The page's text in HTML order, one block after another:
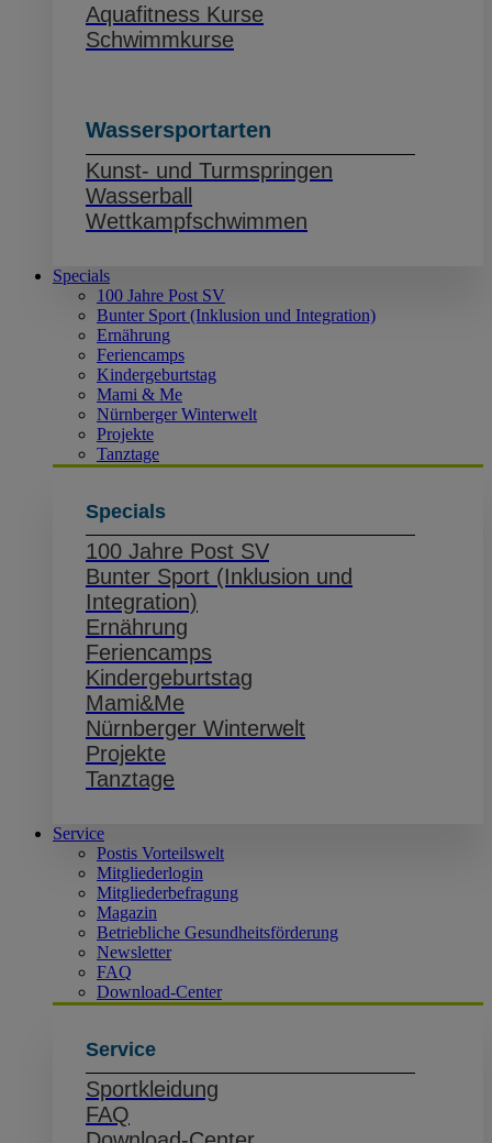
Aquafitness Kurse
Schwimmkurse
Wassersportarten
Kunst- und Turmspringen
Wasserball
Wettkampfschwimmen
Specials
100 Jahre Post SV
Bunter Sport (Inklusion und Integration)
Ernährung
Feriencamps
Kindergeburtstag
Mami & Me
Nürnberger Winterwelt
Projekte
Tanztage
Specials
100 Jahre Post SV
Bunter Sport (Inklusion und
Integration)
Ernährung
Feriencamps
Kindergeburtstag
Mami&Me
Nürnberger Winterwelt
Projekte
Tanztage
Service
Postis Vorteilswelt
Mitgliederlogin
Mitgliederbefragung
Magazin
Betriebliche Gesundheitsförderung
Newsletter
FAQ
Download-Center
Service
Sportkleidung
FAQ